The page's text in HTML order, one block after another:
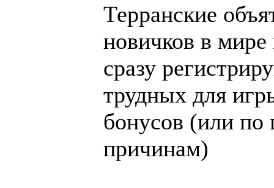
Терранские
новичков в
сразу
трудных для
бонусов (или по
причинам)